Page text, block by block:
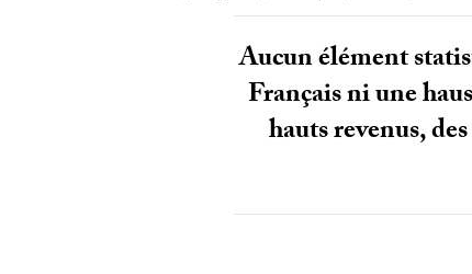
Aucun élément
Français ni une
hauts revenus,